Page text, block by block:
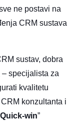
ne postavi na
CRM sustava
sustav, dobra
specijalista za
kvalitetu
konzultanta i
Quick-win”